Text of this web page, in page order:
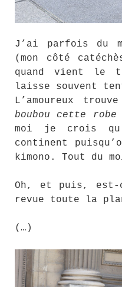
J’ai parfois du
(mon côté
quand vient le
laisse souvent
L’amoureux
boubou cette robe
moi je crois
continent
kimono. Tout du
Oh, et puis, est-
revue toute la
(…)